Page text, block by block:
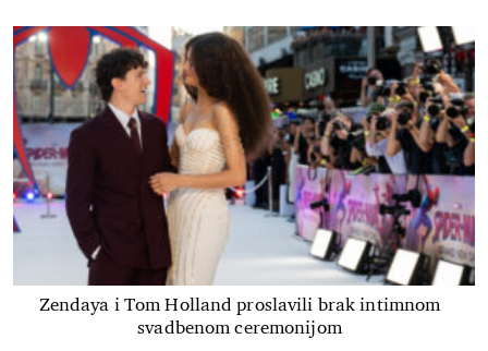
Zendaya i Tom Holland proslavili brak intimnom
svadbenom ceremonijom